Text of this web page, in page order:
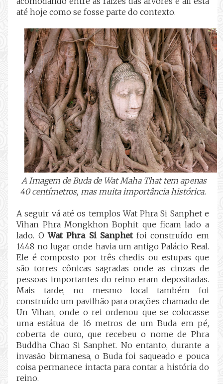
até hoje como se fosse parte do contexto.
A Imagem de Buda de Wat Maha That tem apenas
40 centímetros, mas muita importância histórica.
A seguir vá até os templos Wat Phra Si Sanphet e
Vihan Phra Mongkhon Bophit que ficam lado a
lado. OWat Phra Si Sanphetfoi construído em
1448 no lugar onde havia um antigo Palácio Real.
Ele é composto por três chedis ou estupas que
são torres cônicas sagradas onde as cinzas de
pessoas importantes do reino eram depositadas.
Mais tarde, no mesmo local também foi
construído um pavilhão para orações chamado de
Un Vihan, onde o rei ordenou que se colocasse
uma estátua de 16 metros de um Buda em pé,
coberta de ouro, que recebeu o nome de Phra
Buddha Chao Si Sanphet. No entanto, durante a
invasão birmanesa, o Buda foi saqueado e pouca
coisa permanece intacta para contar a história do
reino.